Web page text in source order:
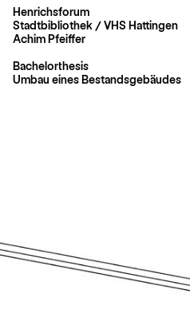
Henrichsforum
Stadtbibliothek / VHS Hattingen
Achim Pfeiffer
Bachelorthesis
Umbau eines Bestandsgebäudes